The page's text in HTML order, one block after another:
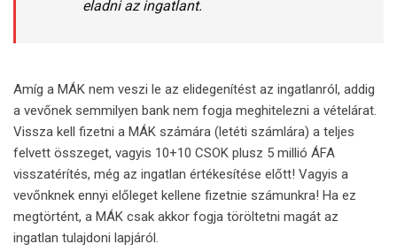
eladni az ingatlant.
Amíg a MÁK nem veszi le az elidegenítést az ingatlanról, addig
a vevőnek semmilyen bank nem fogja meghitelezni a vételárat.
Vissza kell fizetni a MÁK számára (letéti számlára) a teljes
felvett összeget, vagyis 10+10 CSOK plusz 5 millió ÁFA
visszatérítés, még az ingatlan értékesítése előtt! Vagyis a
vevőnknek ennyi előleget kellene fizetnie számunkra! Ha ez
megtörtént, a MÁK csak akkor fogja töröltetni magát az
ingatlan tulajdoni lapjáról.